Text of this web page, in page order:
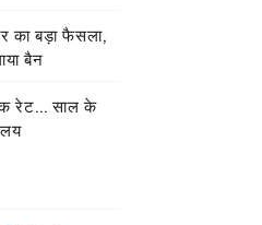
का बड़ा फैसला,
बैन
रेट... साल के